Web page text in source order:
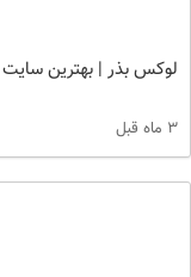
لوکس بذر | بهترین سایت
3 ماه قبل